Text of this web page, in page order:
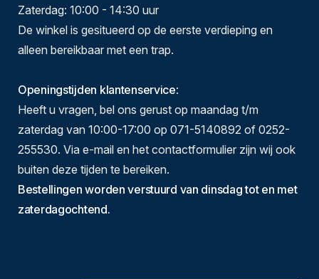
Zaterdag: 10:00 - 14:30 uur
De winkel is gesitueerd op de eerste verdieping en
alleen bereikbaar met een trap.
Openingstijden klantenservice:
Heeft u vragen, bel ons gerust op maandag t/m
zaterdag van 10:00-17:00 op 071-5140892 of 0252-
255530. Via e-mail en het contactformulier zijn wij ook
buiten deze tijden te bereiken.
Bestellingen worden verstuurd van dinsdag tot en met
zaterdagochtend.